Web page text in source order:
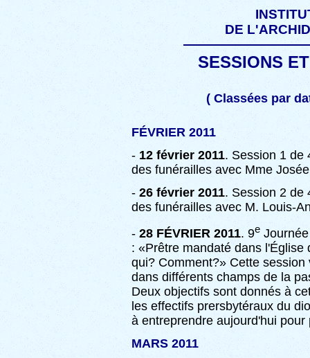
DE
SESSIONS
( Classées par
FÉVRIER 2011
- 12 février 2011. Session 1 de
des funérailles avec Mme
- 26 février 2011. Session 2 de
des funérailles avec M. Louis-
- 28 FÉVRIER 2011. 9e
: «Prêtre mandaté dans
qui? Comment?» Cette
dans différents champs de la
Deux objectifs sont donnés à
les effectifs prersbytéraux du
à entreprendre aujourd'hui pour
MARS 2011